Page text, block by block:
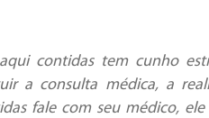
contidas tem cunho
a consulta médica, a
fale com seu médico,